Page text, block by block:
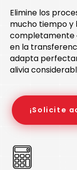
Elimine los
mucho tiempo y
completamente
en la
adapta
alivia
¡Solicite